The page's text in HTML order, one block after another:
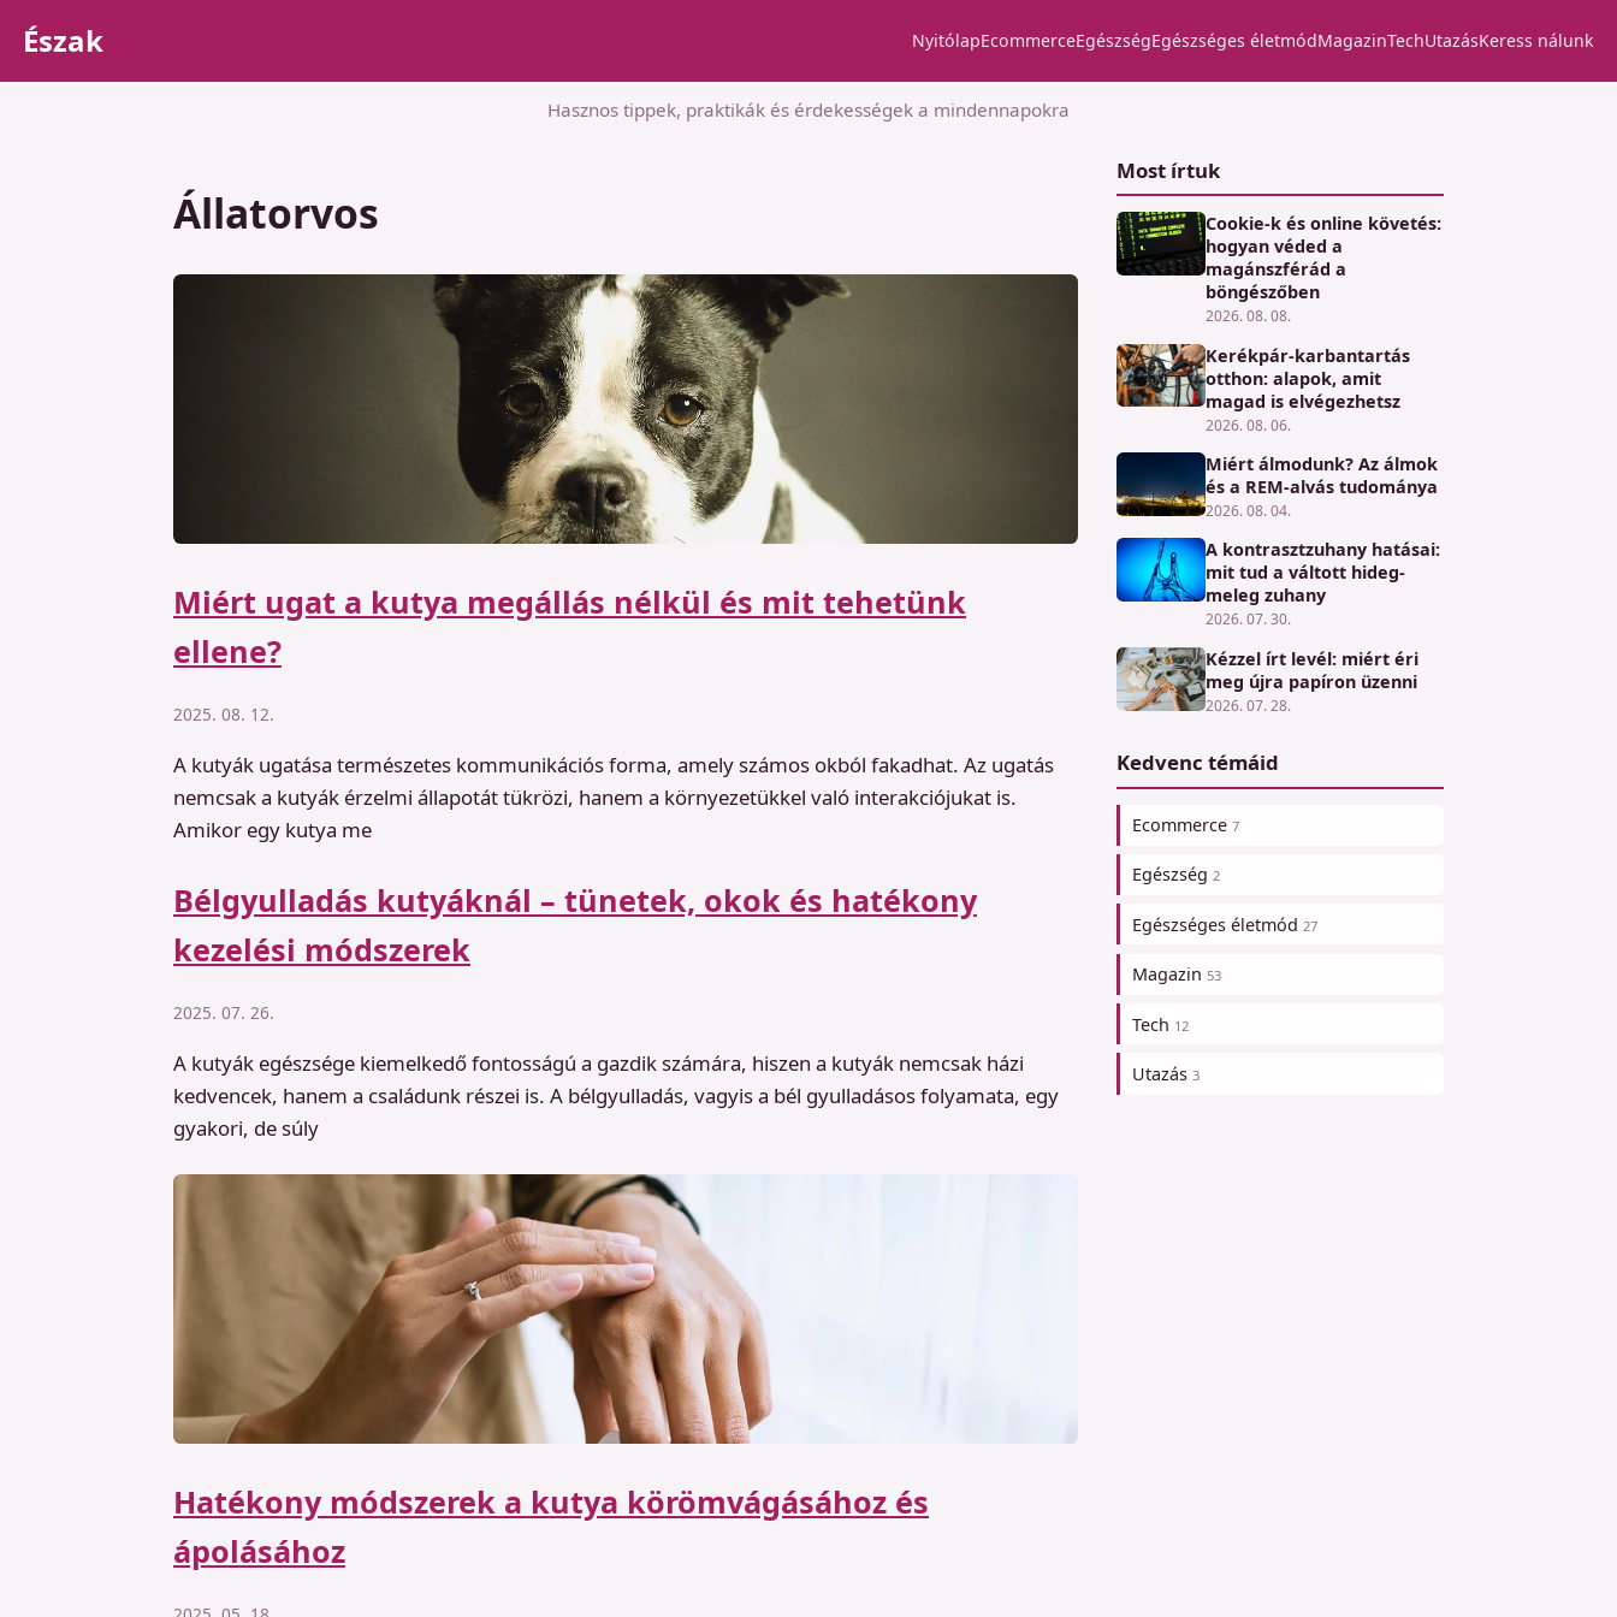
Észak NyitólapEcommerceEgészségEgészséges életmódMagazinTechUtazásKeress nálunk
Hasznos tippek, praktikák és érdekességek a mindennapokra
Állatorvos
Miért ugat a kutya megállás nélkül és mit tehetünk
ellene?
2025. 08. 12.
A kutyák ugatása természetes kommunikációs forma, amely számos okból fakadhat. Az ugatás
nemcsak a kutyák érzelmi állapotát tükrözi, hanem a környezetükkel való interakciójukat is.
Amikor egy kutya me
Bélgyulladás kutyáknál – tünetek, okok és hatékony
kezelési módszerek
2025. 07. 26.
A kutyák egészsége kiemelkedő fontosságú a gazdik számára, hiszen a kutyák nemcsak házi
kedvencek, hanem a családunk részei is. A bélgyulladás, vagyis a bél gyulladásos folyamata, egy
gyakori, de súly
Hatékony módszerek a kutya körömvágásához és
ápolásához
Most írtuk
Cookie-k és online követés:
hogyan véded a
magánszférád a
böngészőben
2026. 08. 08.
Kerékpár-karbantartás
otthon: alapok, amit
magad is elvégezhetsz
2026. 08. 06.
Miért álmodunk? Az álmok
és a REM-alvás tudománya
2026. 08. 04.
A kontrasztzuhany hatásai:
mit tud a váltott hideg-
meleg zuhany
2026. 07. 30.
Kézzel írt levél: miért éri
meg újra papíron üzenni
2026. 07. 28.
Kedvenc témáid
Ecommerce 7
Egészség 2
Egészséges életmód 27
Magazin 53
Tech 12
Utazás 3